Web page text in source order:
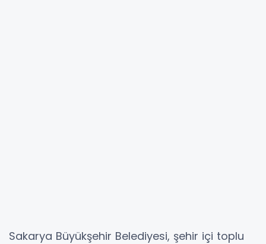
Sakarya Büyükşehir Belediyesi, şehir içi toplu